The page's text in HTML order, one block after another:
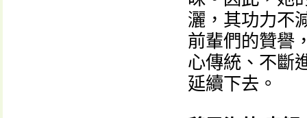
灑，其功力不
前輩們的贊譽
心傳統、不斷
延續下去。